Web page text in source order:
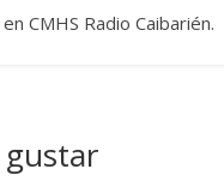
CMHS Radio Caibarién.